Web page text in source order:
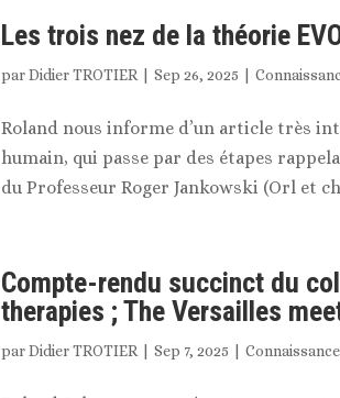
Les trois nez de la théorie
parDidier TROTIER|Sep 26, 2025 |
Roland nous informe d’un article très
humain, qui passe par des étapes
du Professeur Roger Jankowski (Orl et
Compte-rendu succinct du
therapies ; The Versailles
parDidier TROTIER|Sep 7, 2025 |